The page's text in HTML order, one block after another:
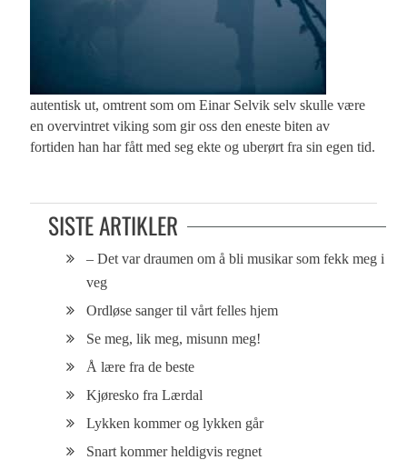
autentisk ut, omtrent som om Einar Selvik selv skulle være
en overvintret viking som gir oss den eneste biten av
fortiden han har fått med seg ekte og uberørt fra sin egen tid.
SISTE ARTIKLER
– Det var draumen om å bli musikar som fekk meg i
veg
Ordløse sanger til vårt felles hjem
Se meg, lik meg, misunn meg!
Å lære fra de beste
Kjøresko fra Lærdal
Lykken kommer og lykken går
Snart kommer heldigvis regnet